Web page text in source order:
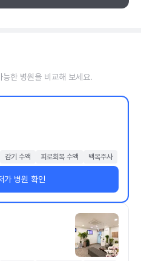
한 병원을 비교해 보세요.
감기 수액 피로회복 수액 백옥주사
가 병원 확인